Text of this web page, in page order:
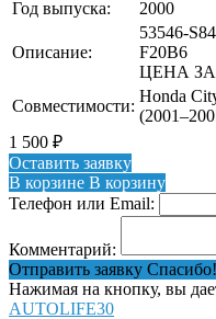
Год выпуска:
2000
Описание:
53546-
F20B6
ЦЕНА
Совместимости:
Honda
1 500 ₽
Оставить заявку
В корзине В корзину
Телефон или Email:
Комментарий:
Отправить заявку
Нажимая на кнопку, вы
AUTOLIFE30